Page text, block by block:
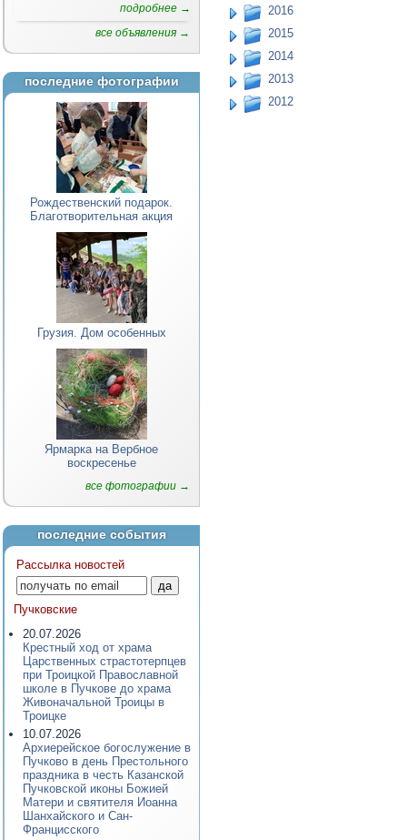
подробнее →
все объявления →
последние фотографии
Рождественский подарок.
Благотворительная акция
Грузия. Дом особенных
Ярмарка на Вербное
воскресенье
все фотографии →
последние события
Рассылка новостей
Пучковские
20.07.2026
Крестный ход от храма
Царственных страстотерпцев
при Троицкой Православной
школе в Пучкове до храма
Живоначальной Троицы в
Троицке
10.07.2026
Архиерейское богослужение в
Пучково в день Престольного
праздника в честь Казанской
Пучковской иконы Божией
Матери и святителя Иоанна
Шанхайского и Сан-
Францисского
2016
2015
2014
2013
2012